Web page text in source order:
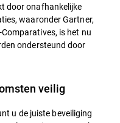
door onafhankelijke
waaronder Gartner,
Comparatives, is het nu
ondersteund door
veilig
u de juiste beveiliging